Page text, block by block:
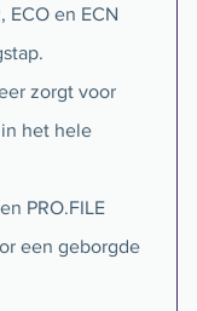
ECO en ECN
zorgt voor
het hele
PRO.FILE
een geborgde